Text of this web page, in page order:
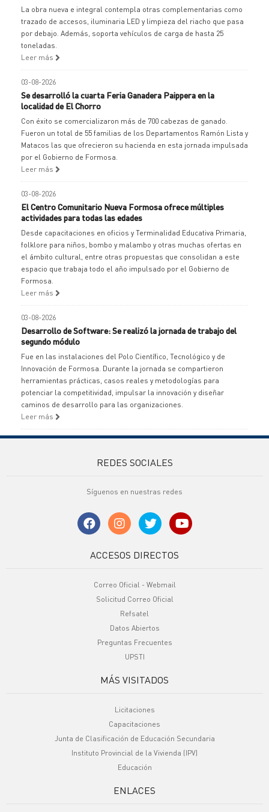
La obra nueva e integral contempla otras complementarias como
trazado de accesos, iluminaria LED y limpieza del riacho que pasa
por debajo. Además, soporta vehículos de carga de hasta 25
toneladas.
Leer más
03-08-2026
Se desarrolló la cuarta Feria Ganadera Paippera en la
localidad de El Chorro
Con éxito se comercializaron más de 700 cabezas de ganado.
Fueron un total de 55 familias de los Departamentos Ramón Lista y
Matacos las que ofrecieron su hacienda en esta jornada impulsada
por el Gobierno de Formosa.
Leer más
03-08-2026
El Centro Comunitario Nueva Formosa ofrece múltiples
actividades para todas las edades
Desde capacitaciones en oficios y Terminalidad Educativa Primaria,
folklore para niños, bombo y malambo y otras muchas ofertas en
el ámbito cultural, entre otras propuestas que consolidan a este
espacio que trabaja todo el año impulsado por el Gobierno de
Formosa.
Leer más
03-08-2026
Desarrollo de Software: Se realizó la jornada de trabajo del
segundo módulo
Fue en las instalaciones del Polo Científico, Tecnológico y de
Innovación de Formosa. Durante la jornada se compartieron
herramientas prácticas, casos reales y metodologías para
potenciar la competitividad, impulsar la innovación y diseñar
caminos de desarrollo para las organizaciones.
Leer más
REDES SOCIALES
Síguenos en nuestras redes
ACCESOS DIRECTOS
Correo Oficial - Webmail
Solicitud Correo Oficial
Refsatel
Datos Abiertos
Preguntas Frecuentes
UPSTI
MÁS VISITADOS
Licitaciones
Capacitaciones
Junta de Clasificación de Educación Secundaria
Instituto Provincial de la Vivienda (IPV)
Educación
ENLACES